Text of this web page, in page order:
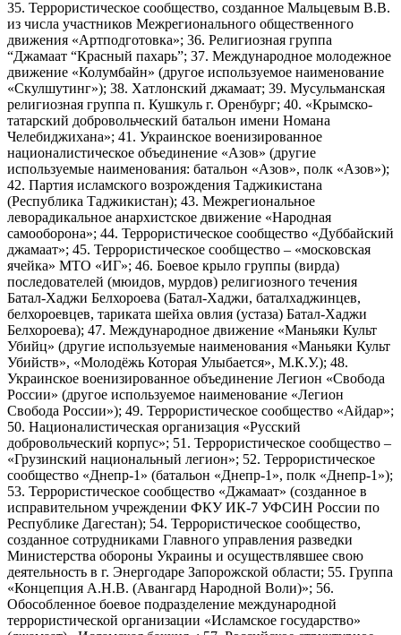
35. Террористическое сообщество, созданное Мальцевым В.В.
из числа участников Межрегионального общественного
движения «Артподготовка»; 36. Религиозная группа
“Джамаат “Красный пахарь”; 37. Международное молодежное
движение «Колумбайн» (другое используемое наименование
«Скулшутинг»); 38. Хатлонский джамаат; 39. Мусульманская
религиозная группа п. Кушкуль г. Оренбург; 40. «Крымско-
татарский добровольческий батальон имени Номана
Челебиджихана»; 41. Украинское военизированное
националистическое объединение «Азов» (другие
используемые наименования: батальон «Азов», полк «Азов»);
42. Партия исламского возрождения Таджикистана
(Республика Таджикистан); 43. Межрегиональное
леворадикальное анархистское движение «Народная
самооборона»; 44. Террористическое сообщество «Дуббайский
джамаат»; 45. Террористическое сообщество – «московская
ячейка» МТО «ИГ»; 46. Боевое крыло группы (вирда)
последователей (мюидов, мурдов) религиозного течения
Батал-Хаджи Белхороева (Батал-Хаджи, баталхаджинцев,
белхороевцев, тариката шейха овлия (устаза) Батал-Хаджи
Белхороева); 47. Международное движение «Маньяки Культ
Убийц» (другие используемые наименования «Маньяки Культ
Убийств», «Молодёжь Которая Улыбается», М.К.У.); 48.
Украинское военизированное объединение Легион «Свобода
России» (другое используемое наименование «Легион
Свобода России»); 49. Террористическое сообщество «Айдар»;
50. Националистическая организация «Русский
добровольческий корпус»; 51. Террористическое сообщество –
«Грузинский национальный легион»; 52. Террористическое
сообщество «Днепр-1» (батальон «Днепр-1», полк «Днепр-1»);
53. Террористическое сообщество «Джамаат» (созданное в
исправительном учреждении ФКУ ИК-7 УФСИН России по
Республике Дагестан); 54. Террористическое сообщество,
созданное сотрудниками Главного управления разведки
Министерства обороны Украины и осуществлявшее свою
деятельность в г. Энергодаре Запорожской области; 55. Группа
«Концепция А.Н.В. (Авангард Народной Воли)»; 56.
Обособленное боевое подразделение международной
террористической организации «Исламское государство»